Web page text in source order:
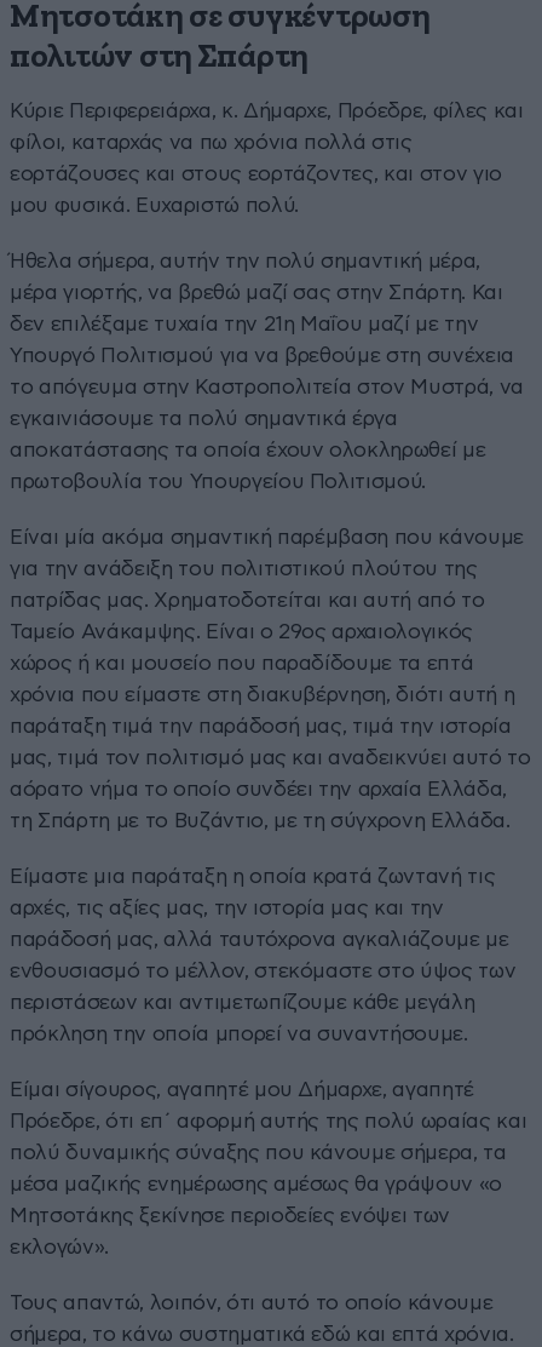
Μητσοτάκη σε συγκέντρωση
πολιτών στη Σπάρτη
Κύριε Περιφερειάρχα, κ. Δήμαρχε, Πρόεδρε, φίλες και
φίλοι, καταρχάς να πω χρόνια πολλά στις
εορτάζουσες και στους εορτάζοντες, και στον γιο
μου φυσικά. Ευχαριστώ πολύ.
Ήθελα σήμερα, αυτήν την πολύ σημαντική μέρα,
μέρα γιορτής, να βρεθώ μαζί σας στην Σπάρτη. Και
δεν επιλέξαμε τυχαία την 21η Μαΐου μαζί με την
Υπουργό Πολιτισμού για να βρεθούμε στη συνέχεια
το απόγευμα στην Καστροπολιτεία στον Μυστρά, να
εγκαινιάσουμε τα πολύ σημαντικά έργα
αποκατάστασης τα οποία έχουν ολοκληρωθεί με
πρωτοβουλία του Υπουργείου Πολιτισμού.
Είναι μία ακόμα σημαντική παρέμβαση που κάνουμε
για την ανάδειξη του πολιτιστικού πλούτου της
πατρίδας μας. Χρηματοδοτείται και αυτή από το
Ταμείο Ανάκαμψης. Είναι ο 29ος αρχαιολογικός
χώρος ή και μουσείο που παραδίδουμε τα επτά
χρόνια που είμαστε στη διακυβέρνηση, διότι αυτή η
παράταξη τιμά την παράδοσή μας, τιμά την ιστορία
μας, τιμά τον πολιτισμό μας και αναδεικνύει αυτό το
αόρατο νήμα το οποίο συνδέει την αρχαία Ελλάδα,
τη Σπάρτη με το Βυζάντιο, με τη σύγχρονη Ελλάδα.
Είμαστε μια παράταξη η οποία κρατά ζωντανή τις
αρχές, τις αξίες μας, την ιστορία μας και την
παράδοσή μας, αλλά ταυτόχρονα αγκαλιάζουμε με
ενθουσιασμό το μέλλον, στεκόμαστε στο ύψος των
περιστάσεων και αντιμετωπίζουμε κάθε μεγάλη
πρόκληση την οποία μπορεί να συναντήσουμε.
Είμαι σίγουρος, αγαπητέ μου Δήμαρχε, αγαπητέ
Πρόεδρε, ότι επ΄ αφορμή αυτής της πολύ ωραίας και
πολύ δυναμικής σύναξης που κάνουμε σήμερα, τα
μέσα μαζικής ενημέρωσης αμέσως θα γράψουν «ο
Μητσοτάκης ξεκίνησε περιοδείες ενόψει των
εκλογών».
Τους απαντώ, λοιπόν, ότι αυτό το οποίο κάνουμε
σήμερα, το κάνω συστηματικά εδώ και επτά χρόνια.